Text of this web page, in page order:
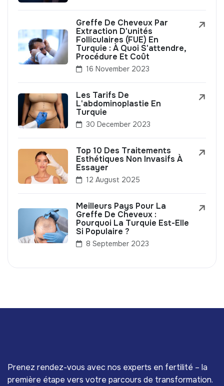
Greffe De Cheveux Par
Extraction D'unités
Folliculaires (FUE) En
Turquie : À Quoi S'attendre,
Procédure Et Coût
16 November 2023
Les Tarifs De
L'abdominoplastie En
Turquie
30 December 2023
Top 10 Des Traitements
Esthétiques Non Invasifs À
Essayer
12 August 2025
Meilleurs Pays Pour La
Greffe De Cheveux :
Pourquoi La Turquie Est-Elle
Si Populaire ?
8 September 2023
Prenez rendez-vous avec nos experts en fertilité – la
première étape vers votre parcours de transformation.